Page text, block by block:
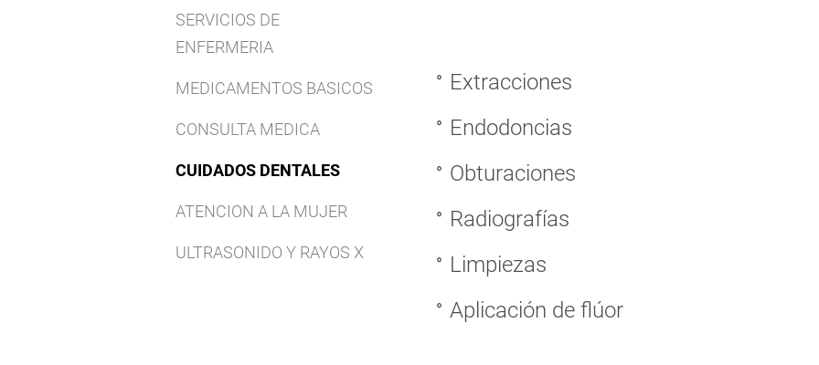
SERVICIOS DE
ENFERMERIA
MEDICAMENTOS BASICOS
CONSULTA MEDICA
CUIDADOS DENTALES
ATENCION A LA MUJER
ULTRASONIDO Y RAYOS X
Extracciones
Endodoncias
Obturaciones
Radiografías
Limpiezas
Aplicación de flúor